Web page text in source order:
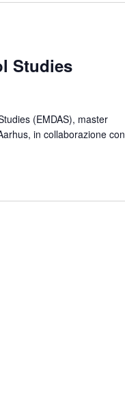
Studies
(EMDAS), master
in collaborazione con